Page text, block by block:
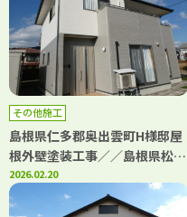
その他施工
島根県仁多郡奥出雲町H様邸屋
根外壁塗装工事／／島根県松江
市・出雲市・大田市・雲南市・
鳥取県米子市・境港市の「きじ
2026.02.20